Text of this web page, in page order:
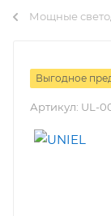
Мощные
Выгодное
Артикул: UL-